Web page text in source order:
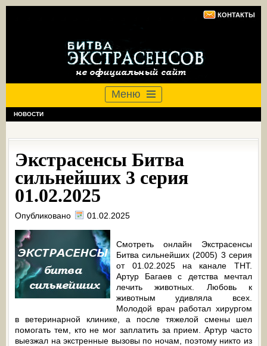
КОНТАКТЫ
Меню
НОВОСТИ
Экстрасенсы Битва
сильнейших 3 серия
01.02.2025
Опубликовано 01.02.2025
Смотреть онлайн Экстрасенсы
Битва сильнейших (2005) 3 серия
от 01.02.2025 на канале ТНТ.
Артур Багаев с детства мечтал
лечить животных. Любовь к
животным удивляла всех.
Молодой врач работал хирургом
в ветеринарной клинике, а после тяжелой смены шел
помогать тем, кто не мог заплатить за прием. Артур часто
выезжал на экстренные вызовы по ночам, поэтому никто из